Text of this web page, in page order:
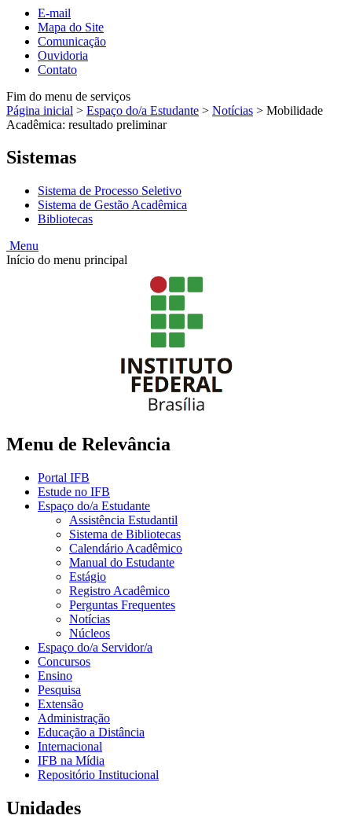
E-mail
Mapa do Site
Comunicação
Ouvidoria
Contato
Fim do menu de serviços
Página inicial > Espaço do/a Estudante > Notícias > Mobilidade
Acadêmica: resultado preliminar
Sistemas
Sistema de Processo Seletivo
Sistema de Gestão Acadêmica
Bibliotecas
Menu
Início do menu principal
Menu de Relevância
Portal IFB
Estude no IFB
Espaço do/a Estudante
Assistência Estudantil
Sistema de Bibliotecas
Calendário Acadêmico
Manual do Estudante
Estágio
Registro Acadêmico
Perguntas Frequentes
Notícias
Núcleos
Espaço do/a Servidor/a
Concursos
Ensino
Pesquisa
Extensão
Administração
Educação a Distância
Internacional
IFB na Mídia
Repositório Institucional
Unidades